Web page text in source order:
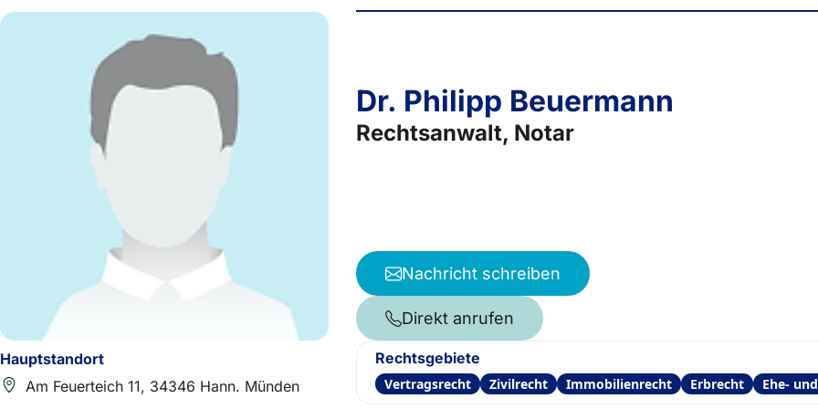
Hauptstandort
Am Feuerteich 11, 34346 Hann. Münden
Dr. Philipp Beuermann
Rechtsanwalt, Notar
Nachricht schreiben
Direkt anrufen
Rechtsgebiete
Vertragsrecht Zivilrecht Immobilienrecht Erbrecht Ehe-